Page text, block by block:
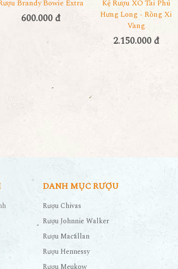
Brandy Bowie Extra
600.000 đ
Kệ Rượu XO Tài Phú
Hưng Long - Rồng Xi
Vàng
2.150.000 đ
DANH MỤC RƯỢU
Rượu Chivas
Rượu Johnnie Walker
Rượu Macallan
Rượu Hennessy
Rượu Meukow